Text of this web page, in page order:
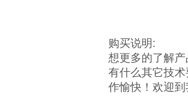
购买说明:
想更多的了解
有什么其它技
作愉快！欢迎